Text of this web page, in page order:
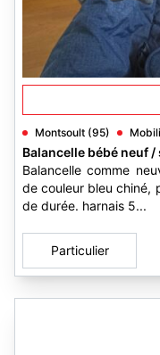
Montsoult (95)
Balancelle bébé neuf
Balancelle comme
de couleur bleu chiné,
de durée. harnais 5...
Particulier